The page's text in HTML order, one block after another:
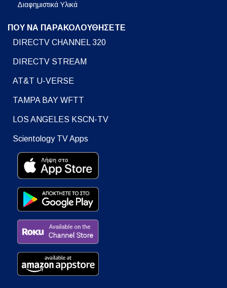
Διαφημιστικά Υλικά
ΠΟΥ ΝΑ ΠΑΡΑΚΟΛΟΥΘΗΣΕΤΕ
DIRECTV CHANNEL 320
DIRECTV STREAM
AT&T U-VERSE
TAMPA BAY WFTT
LOS ANGELES KSCN-TV
Scientology TV Apps